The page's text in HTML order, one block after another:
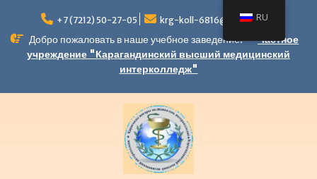
+7 (7212) 50-27-05 krg-koll-6816@bilim.09.kz
Добро пожаловать в наше учебное заведение!
Частное
учреждение "Карагандинский высший медицинский
интерколледж"
RU